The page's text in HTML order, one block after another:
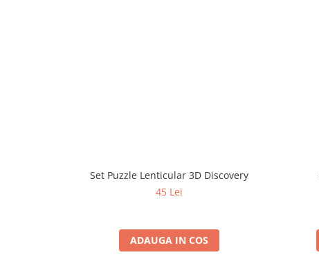
Set Puzzle Lenticular 3D Discovery
45 Lei
ADAUGA IN COS